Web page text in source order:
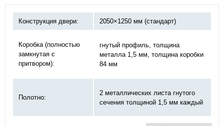
Конструкция двери: 2050×1250 мм (стандарт)
Коробка (полностью
замкнутая с
притвором):
гнутый профиль, толщина
металла 1,5 мм, толщина коробки
84 мм
Полотно:
2 металлических листа гнутого
сечения толщиной 1,5 мм каждый